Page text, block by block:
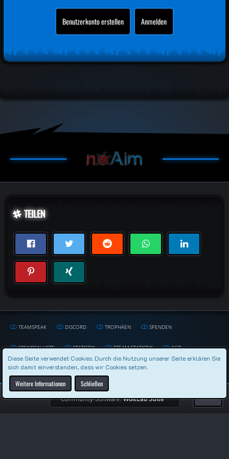
https://i.gyazo.com/50947df7ed668d346c462db1c8ea
Upd4te
Benutzerkonto erstellen Anmelden
TEILEN
TEAMSPEAK DISCORD TROPHÄEN SPENDEN
SPENDEN LISTE STATISTIK STEAM STATISTIK AGB
DATENSCHUTZERKLÄRUNG IMPRESSUM
Community-Software:WoltLab Suite™
Diese Seite verwendet Cookies. Durch die Nutzung unserer Seite erklären Sie
sich damit einverstanden, dass wir Cookies setzen.
Weitere Informationen Schließen